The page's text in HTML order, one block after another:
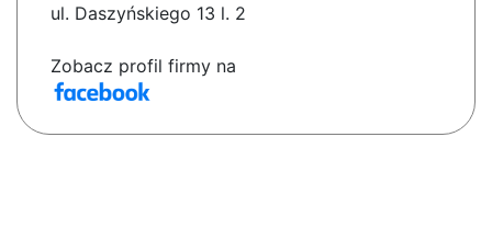
ul. Daszyńskiego 13 l. 2
Zobacz profil firmy na